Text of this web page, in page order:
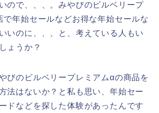
ので、、、。みやびのビルベリープ
で年始セールなどお得な年始セールな
いのに、、、と、考えている人もい
ょうか？
びのビルベリープレミアムαの商品を
法はないか？と私も思い、年始セー
ドなどを探した体験があったんです